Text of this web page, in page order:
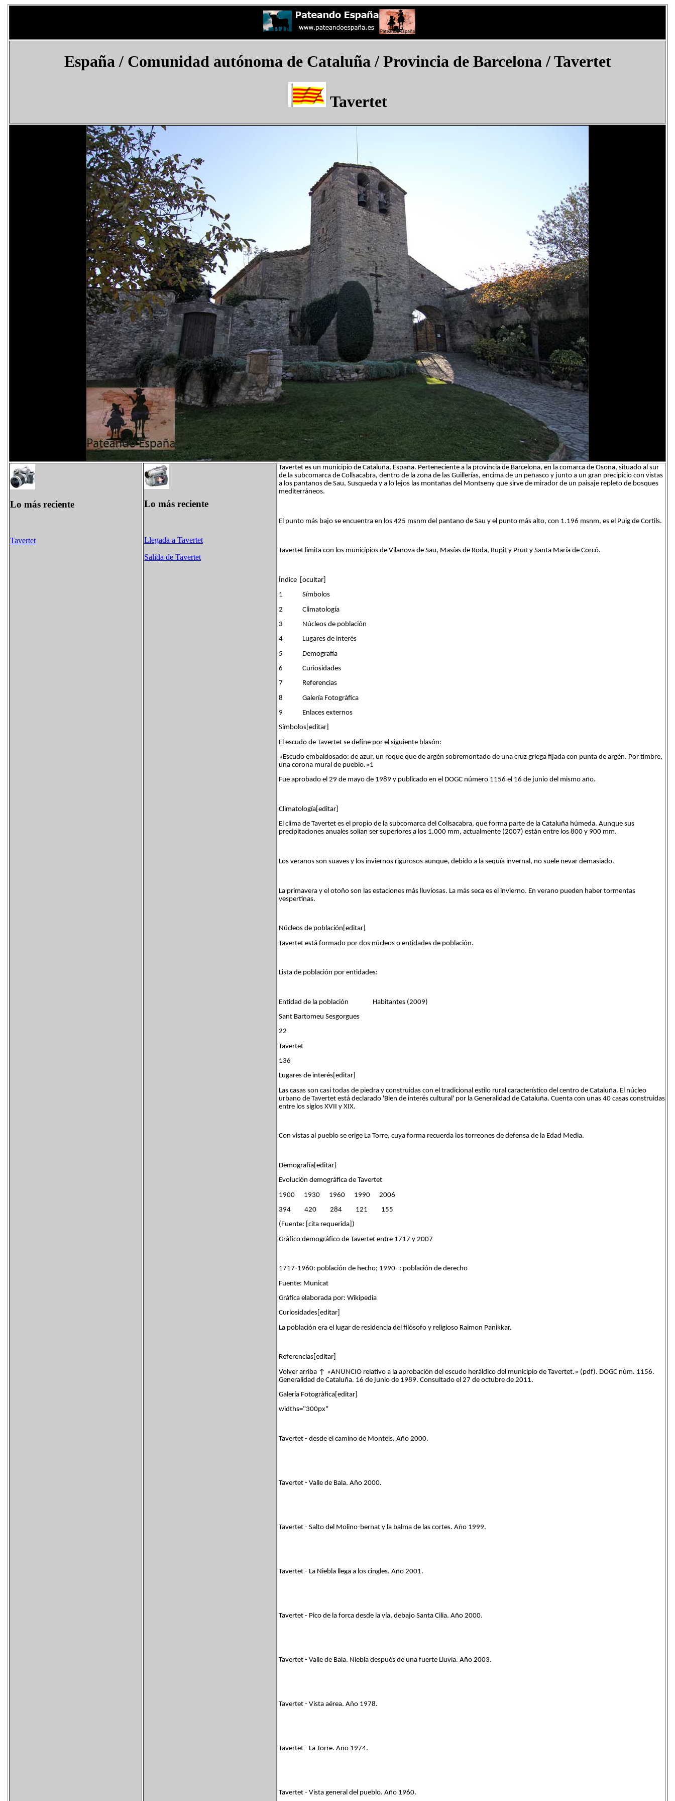
España/ Comunidad autónoma de Cataluña / Provincia de Barcelona /Tavertet
Tavertet
Lo más reciente
Tavertet
Lo más reciente
Llegada a Tavertet
Salida de Tavertet
Tavertet es un municipio de Cataluña, España. Perteneciente a la provincia de Barcelona, en la comarca de Osona, situado al sur
de la subcomarca de Collsacabra, dentro de la zona de las Guillerías, encima de un peñasco y junto a un gran precipicio con vistas
a los pantanos de Sau, Susqueda y a lo lejos las montañas del Montseny que sirve de mirador de un paisaje repleto de bosques
mediterráneos.
El punto más bajo se encuentra en los 425 msnm del pantano de Sau y el punto más alto, con 1.196 msnm, es el Puig de Cortils.
Tavertet limita con los municipios de Vilanova de Sau, Masías de Roda, Rupit y Pruït y Santa María de Corcó.
Índice [ocultar]
1 Símbolos
2 Climatología
3 Núcleos de población
4 Lugares de interés
5 Demografía
6 Curiosidades
7 Referencias
8 Galería Fotogràfica
9 Enlaces externos
Símbolos[editar]
El escudo de Tavertet se define por el siguiente blasón:
«Escudo embaldosado: de azur, un roque que de argén sobremontado de una cruz griega fijada con punta de argén. Por timbre,
una corona mural de pueblo.»1​
Fue aprobado el 29 de mayo de 1989 y publicado en el DOGC número 1156 el 16 de junio del mismo año.
Climatología[editar]
El clima de Tavertet es el propio de la subcomarca del Collsacabra, que forma parte de la Cataluña húmeda. Aunque sus
precipitaciones anuales solían ser superiores a los 1.000 mm, actualmente (2007) están entre los 800 y 900 mm.
Los veranos son suaves y los inviernos rigurosos aunque, debido a la sequía invernal, no suele nevar demasiado.
La primavera y el otoño son las estaciones más lluviosas. La más seca es el invierno. En verano pueden haber tormentas
vespertinas.
Núcleos de población[editar]
Tavertet está formado por dos núcleos o entidades de población.
Lista de población por entidades:
Entidad de la población Habitantes (2009)
Sant Bartomeu Sesgorgues
22
Tavertet
136
Lugares de interés[editar]
Las casas son casi todas de piedra y construidas con el tradicional estilo rural característico del centro de Cataluña. El núcleo
urbano de Tavertet está declarado 'Bien de interés cultural' por la Generalidad de Cataluña. Cuenta con unas 40 casas construidas
entre los siglos XVII y XIX.
Con vistas al pueblo se erige La Torre, cuya forma recuerda los torreones de defensa de la Edad Media.
Demografía[editar]
Evolución demográfica de Tavertet
1900 1930 1960 1990 2006
394 420 284 121 155
(Fuente: [cita requerida])
Gráfico demográfico de Tavertet entre 1717 y 2007
1717-1960: población de hecho; 1990- : población de derecho
Fuente: Municat
Gráfica elaborada por: Wikipedia
Curiosidades[editar]
La población era el lugar de residencia del filósofo y religioso Raimon Panikkar.
Referencias[editar]
Volver arriba ↑ «ANUNCIO relativo a la aprobación del escudo heráldico del municipio de Tavertet.» (pdf). DOGC núm. 1156.
Generalidad de Cataluña. 16 de junio de 1989. Consultado el 27 de octubre de 2011.
Galería Fotogràfica[editar]
widths="300px"
Tavertet - desde el camino de Monteis. Año 2000.
Tavertet - Valle de Bala. Año 2000.
Tavertet - Salto del Molino-bernat y la balma de las cortes. Año 1999.
Tavertet - La Niebla llega a los cingles. Año 2001.
Tavertet - Pico de la forca desde la vía, debajo Santa Cilia. Año 2000.
Tavertet - Valle de Bala. Niebla después de una fuerte Lluvia. Año 2003.
Tavertet - Vista aérea. Año 1978.
Tavertet - La Torre. Año 1974.
Tavertet - Vista general del pueblo. Año 1960.